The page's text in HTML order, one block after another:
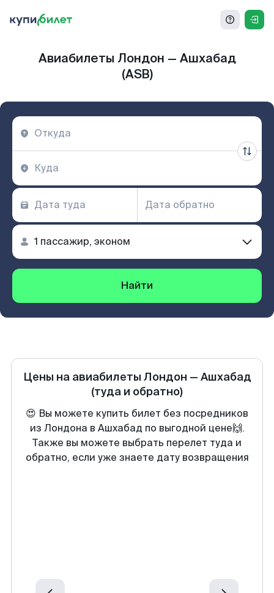
Авиабилеты Лондон — Ашхабад
(ASB)
Найти
Цены на авиабилеты Лондон — Ашхабад
(туда и обратно)
😍 Вы можете купить билет без посредников
из Лондона в Ашхабад по выгодной цене🙌.
Также вы можете выбрать перелет туда и
обратно, если уже знаете дату возвращения